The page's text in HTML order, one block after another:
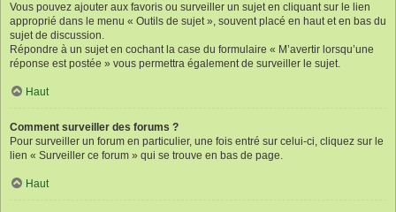
Vous pouvez ajouter aux favoris ou surveiller un sujet en cliquant sur le lien
approprié dans le menu « Outils de sujet », souvent placé en haut et en bas du
sujet de discussion.
Répondre à un sujet en cochant la case du formulaire « M’avertir lorsqu’une
réponse est postée » vous permettra également de surveiller le sujet.
Haut
Comment surveiller des forums ?
Pour surveiller un forum en particulier, une fois entré sur celui-ci, cliquez sur le
lien « Surveiller ce forum » qui se trouve en bas de page.
Haut